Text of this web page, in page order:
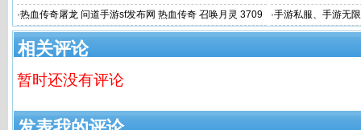
·热血传奇屠龙 问道手游sf发布网 热血传奇 召唤月灵 3709
问
·手游私服、手游无
相关评论
暂时还没有评论